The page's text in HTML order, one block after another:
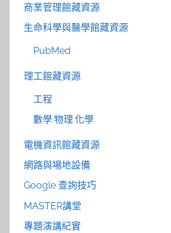
商業管理館藏資源
生命科學與醫學館藏資源
PubMed
理工館藏資源
工程
數學.物理.化學
電機資訊館藏資源
網路與場地設備
Google 查詢技巧
MASTER講堂
專題演講紀實